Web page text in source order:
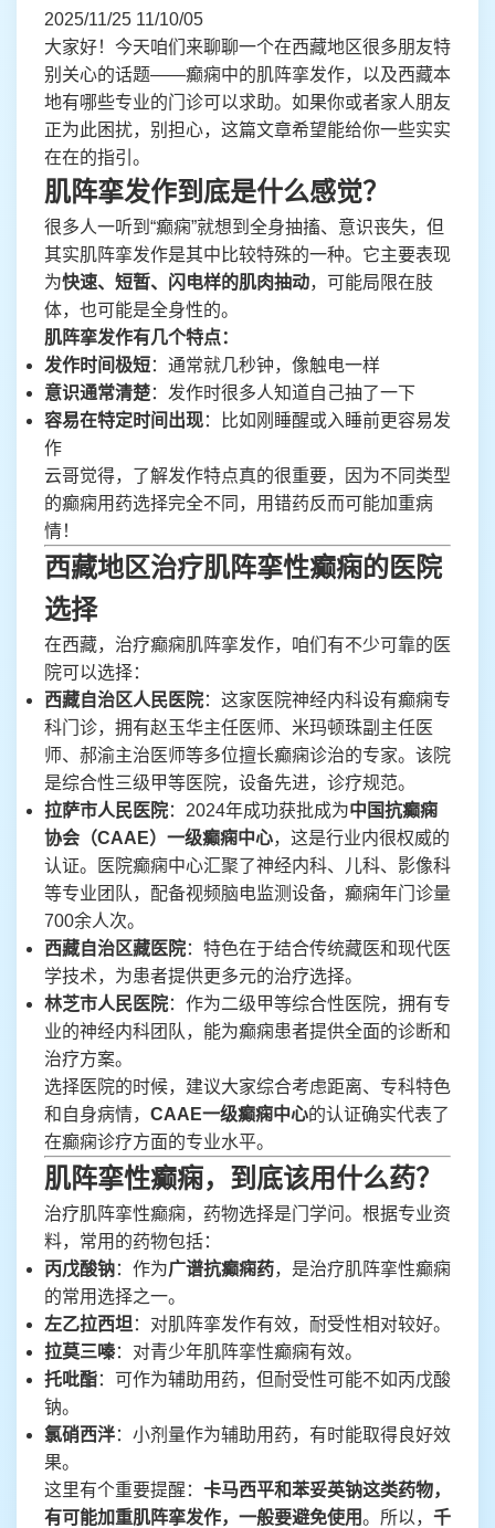
2025/11/25 11/10/05
大家好！今天咱们来聊聊一个在西藏地区很多朋友特
别关心的话题——癫痫中的肌阵挛发作，以及西藏本
地有哪些专业的门诊可以求助。如果你或者家人朋友
正为此困扰，别担心，这篇文章希望能给你一些实实
在在的指引。
肌阵挛发作到底是什么感觉？
很多人一听到“癫痫”就想到全身抽搐、意识丧失，但
其实肌阵挛发作是其中比较特殊的一种。它主要表现
为快速、短暂、闪电样的肌肉抽动，可能局限在肢
体，也可能是全身性的。
肌阵挛发作有几个特点：
发作时间极短：通常就几秒钟，像触电一样
意识通常清楚：发作时很多人知道自己抽了一下
容易在特定时间出现：比如刚睡醒或入睡前更容易发
作
云哥觉得，了解发作特点真的很重要，因为不同类型
的癫痫用药选择完全不同，用错药反而可能加重病
情！
西藏地区治疗肌阵挛性癫痫的医院
选择
在西藏，治疗癫痫肌阵挛发作，咱们有不少可靠的医
院可以选择：
西藏自治区人民医院：这家医院神经内科设有癫痫专
科门诊，拥有赵玉华主任医师、米玛顿珠副主任医
师、郝渝主治医师等多位擅长癫痫诊治的专家。该院
是综合性三级甲等医院，设备先进，诊疗规范。
拉萨市人民医院：2024年成功获批成为中国抗癫痫
协会（CAAE）一级癫痫中心，这是行业内很权威的
认证。医院癫痫中心汇聚了神经内科、儿科、影像科
等专业团队，配备视频脑电监测设备，癫痫年门诊量
700余人次。
西藏自治区藏医院：特色在于结合传统藏医和现代医
学技术，为患者提供更多元的治疗选择。
林芝市人民医院：作为二级甲等综合性医院，拥有专
业的神经内科团队，能为癫痫患者提供全面的诊断和
治疗方案。
选择医院的时候，建议大家综合考虑距离、专科特色
和自身病情， CAAE一级癫痫中心的认证确实代表了
在癫痫诊疗方面的专业水平。
肌阵挛性癫痫，到底该用什么药？
治疗肌阵挛性癫痫，药物选择是门学问。根据专业资
料，常用的药物包括：
丙戊酸钠：作为广谱抗癫痫药，是治疗肌阵挛性癫痫
的常用选择之一。
左乙拉西坦 ：对肌阵挛发作有效，耐受性相对较好。
拉莫三嗪：对青少年肌阵挛性癫痫有效。
托吡酯：可作为辅助用药，但耐受性可能不如丙戊酸
钠。
氯硝西泮：小剂量作为辅助用药，有时能取得良好效
果。
这里有个重要提醒： 卡马西平和苯妥英钠这类药物，
有可能加重肌阵挛发作，一般要避免使用。所以， 千